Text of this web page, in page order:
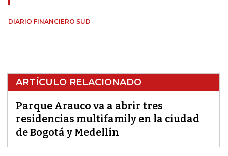
DIARIO FINANCIERO SUD
ARTÍCULO RELACIONADO
Parque Arauco va a abrir tres
residencias multifamily en la ciudad
de Bogotá y Medellín